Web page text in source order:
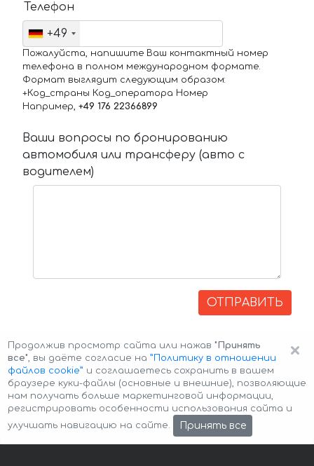
Телефон
+49
Пожалуйста, напишите Ваш контактный номер
телефона в полном международном формате.
Формат выглядит следующим образом:
+Код_страны Код_оператора Номер
Например, +49 176 22366899
Ваши вопросы по бронированию
автомобиля или трансферу (авто с
водителем)
ОТПРАВИТЬ
Авторские права © 2026 Авто-Аренда Cookie Policy
×
Продолжив просмотр сайта или нажав "Принять
все", вы даёте согласие на ”Политику в отношении
файлов cookie” и соглашаетесь сохранить в вашем
браузере куки-файлы (основные и внешние), позволяющие
нам получать больше маркетинговой информации,
регистрировать особенности использования сайта и
улучшать навигацию на сайте.
Принять все